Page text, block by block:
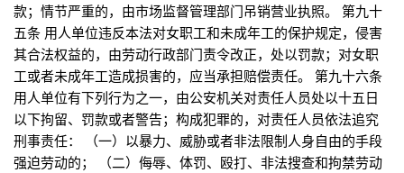
款；情节严重的，由市场监督管理部门吊销营业执照。 第九十
五条 用人单位违反本法对女职工和未成年工的保护规定，侵害
其合法权益的，由劳动行政部门责令改正，处以罚款；对女职
工或者未成年工造成损害的，应当承担赔偿责任。 第九十六条
用人单位有下列行为之一，由公安机关对责任人员处以十五日
以下拘留、罚款或者警告；构成犯罪的，对责任人员依法追究
刑事责任： （一）以暴力、威胁或者非法限制人身自由的手段
强迫劳动的； （二）侮辱、体罚、殴打、非法搜查和拘禁劳动